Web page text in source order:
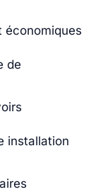
économiques
de
installation